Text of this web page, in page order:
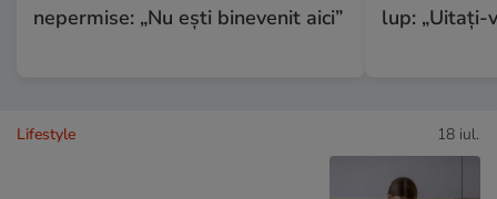
nepermise: „Nu ești binevenit aici”
lup: „Uitați-
Lifestyle 18 iul.